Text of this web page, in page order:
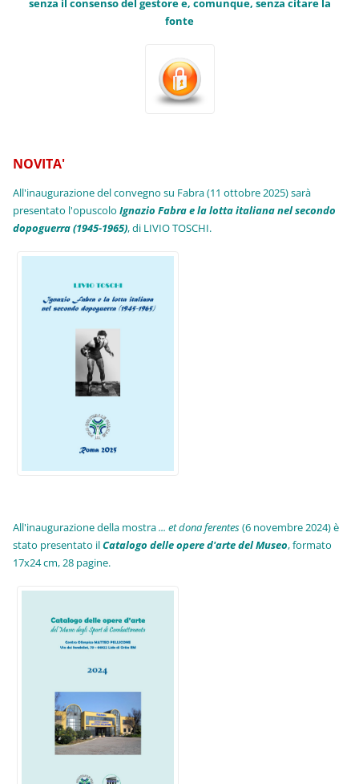
senza il consenso del gestore e, comunque, senza citare la
fonte
NOVITA'
All'inaugurazione del convegno su Fabra (11 ottobre 2025) sarà
presentato l'opuscoloIgnazio Fabra e la lotta italiana nel secondo
dopoguerra (1945-1965), di LIVIO TOSCHI.
All'inaugurazione della mostra... et dona ferentes(6 novembre 2024) è
stato presentato ilCatalogo delle opere d'arte del Museo, formato
17x24 cm, 28 pagine.